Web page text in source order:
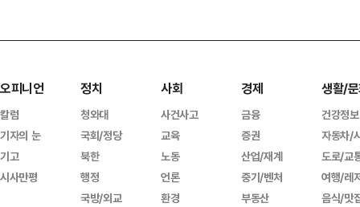
오피니언
칼럼
기자의 눈
기고
시사만평
정치
청와대
국회/정당
북한
행정
국방/외교
사회
사건사고
교육
노동
언론
환경
경제
금융
증권
산업/재계
중기/벤처
부동산
생활/
건강정보
자동차/
도로/교
여행/레
음식/맛